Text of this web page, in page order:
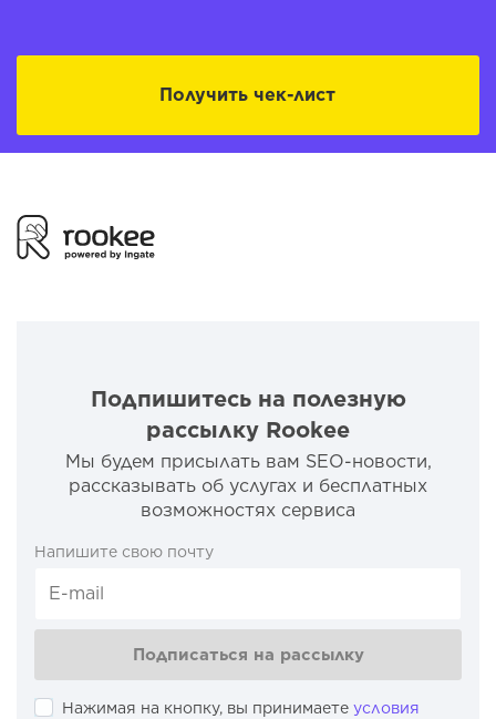
Получить чек-лист
Подпишитесь на полезную
рассылку Rookee
Мы будем присылать вам SEO-новости,
рассказывать об услугах и бесплатных
возможностях сервиса
Напишите свою почту
Подписаться на рассылку
Нажимая на кнопку, вы принимаете условия